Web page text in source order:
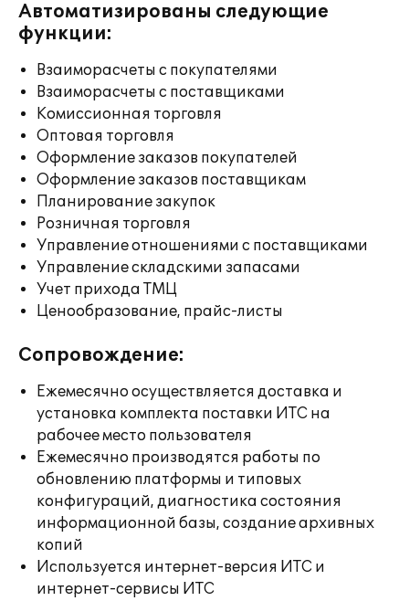
Автоматизированы следующие
функции:
Взаиморасчеты с покупателями
Взаиморасчеты с поставщиками
Комиссионная торговля
Оптовая торговля
Оформление заказов покупателей
Оформление заказов поставщикам
Планирование закупок
Розничная торговля
Управление отношениями с поставщиками
Управление складскими запасами
Учет прихода ТМЦ
Ценообразование, прайс-листы
Сопровождение:
Ежемесячно осуществляется доставка и
установка комплекта поставки ИТС на
рабочее место пользователя
Ежемесячно производятся работы по
обновлению платформы и типовых
конфигураций, диагностика состояния
информационной базы, создание архивных
копий
Используется интернет-версия ИТС и
интернет-сервисы ИТС